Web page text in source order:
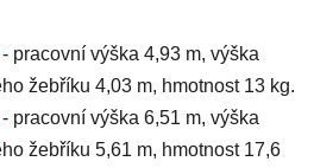
- pracovní výška 4,93 m, výška
žebříku 4,03 m, hmotnost 13 kg.
- pracovní výška 6,51 m, výška
žebříku 5,61 m, hmotnost 17,6